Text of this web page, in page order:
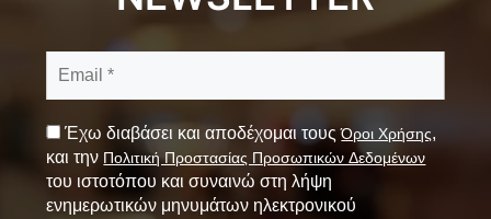
Έχω διαβάσει και αποδέχομαι τουςΌροι Χρήσης,
και την Πολιτική Προστασίας Προσωπικών Δεδομένων
του ιστοτόπου και συναινώ στη λήψη
ενημερωτικών μηνυμάτων ηλεκτρονικού